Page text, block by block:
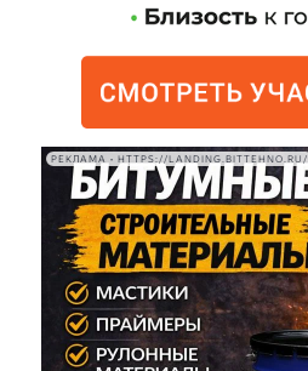
РЕКЛАМА • HTTPS://LANDING.BITTEHNO.RU/